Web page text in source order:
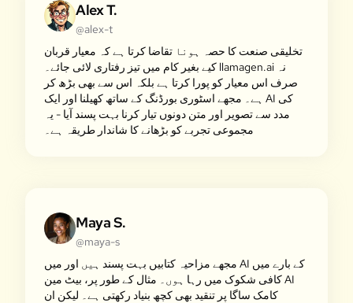
Alex T.
@alex-t
تخلیقی صنعت کا حصہ ہونا تقاضا کرتا ہے کہ معیار قربان
کیے بغیر کام میں تیز رفتاری لائی جائے۔ llamagen.ai نہ
صرف اس معیار کو پورا کرتا ہے بلکہ اس سے بھی بڑھ کر
ہے۔ مجھے اسٹوری بورڈنگ کے ساتھ کھیلنا اور ایک AI کی
مدد سے تصویر اور متن دونوں تیار کرنا بہت پسند آیا - یہ
مجموعی تجربے کو بڑھانے کا شاندار طریقہ ہے۔
Maya S.
@maya-s
مجھے مزاحیہ کتابیں بہت پسند ہیں اور میں AI کے بارے میں
کافی شکوک میں رہا ہوں۔ مثال کے طور پر، بیٹ مین AI
کامک ساگا پر تنقید بھی کچھ بنیاد رکھتی ہے۔ لیکن ان